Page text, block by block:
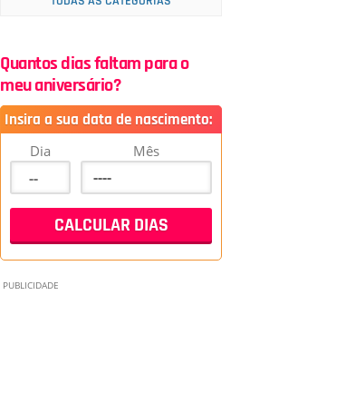
Quantos dias faltam para o
meu aniversário?
Insira a sua data de nascimento:
Dia Mês